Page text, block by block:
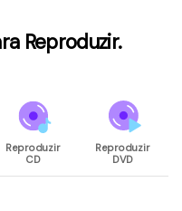
Reproduzir.
Reproduzir
CD
Reproduzir
DVD